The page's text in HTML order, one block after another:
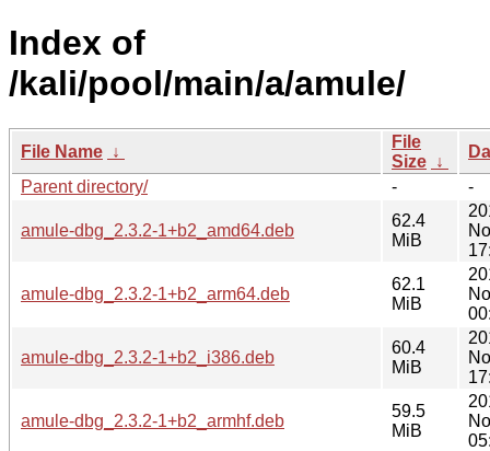
Index of
/kali/pool/main/a/amule/
File Name ↓
File
Size ↓
Parent directory/
- -
amule-dbg_2.3.2-1+b2_amd64.deb
62.4
MiB
amule-dbg_2.3.2-1+b2_arm64.deb
62.1
MiB
amule-dbg_2.3.2-1+b2_i386.deb
60.4
MiB
amule-dbg_2.3.2-1+b2_armhf.deb
59.5
MiB